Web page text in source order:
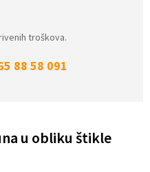
troškova.
88 58 091
u obliku štikle